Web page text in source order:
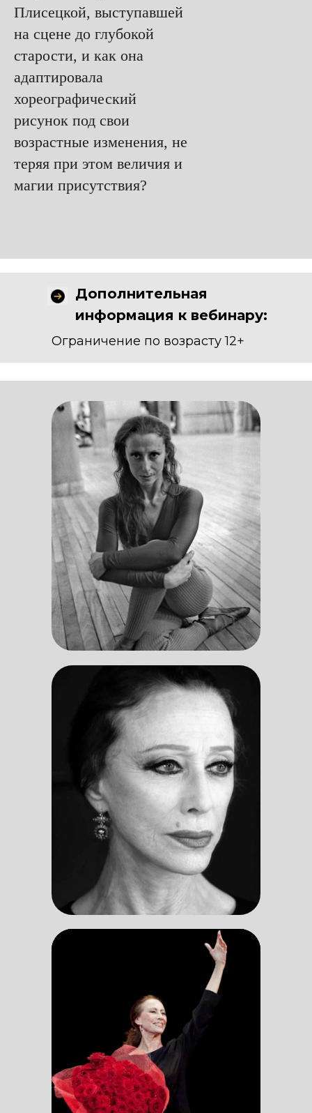
Плисецкой, выступавшей
на сцене до глубокой
старости, и как она
адаптировала
хореографический
рисунок под свои
возрастные изменения, не
теряя при этом величия и
магии присутствия?
Дополнительная
информация к вебинару:
Ограничение по возрасту 12+